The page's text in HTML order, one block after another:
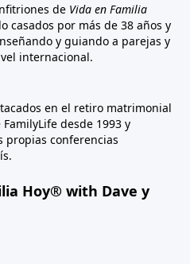
de Vida en Familia
casados por más de 38 años y
y guiando a parejas y
internacional.
en el retiro matrimonial
desde 1993 y
propias conferencias
Hoy® with Dave y